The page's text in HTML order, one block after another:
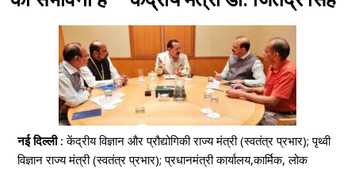
नई दिल्ली :कें‍द्रीय विज्ञान और प्रौद्योगिकी राज्य मंत्री (स्वतंत्र प्रभार); पृथ्वी
विज्ञान राज्य मंत्री (स्वतंत्र प्रभार); प्रधानमंत्री कार्यालय,कार्मिक, लोक